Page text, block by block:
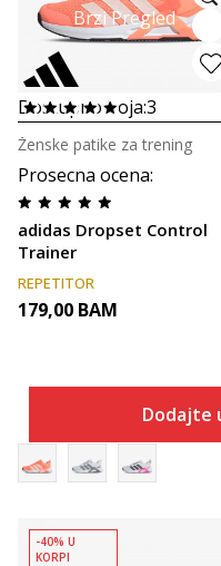
Brzi Pregled
Dostupno boja:3
Prosecna ocena:
adidas Dropset Control
Trainer
Ženske patike za trening
REPETITOR
179,00 BAM
Dodajte
-40% U
KORPI